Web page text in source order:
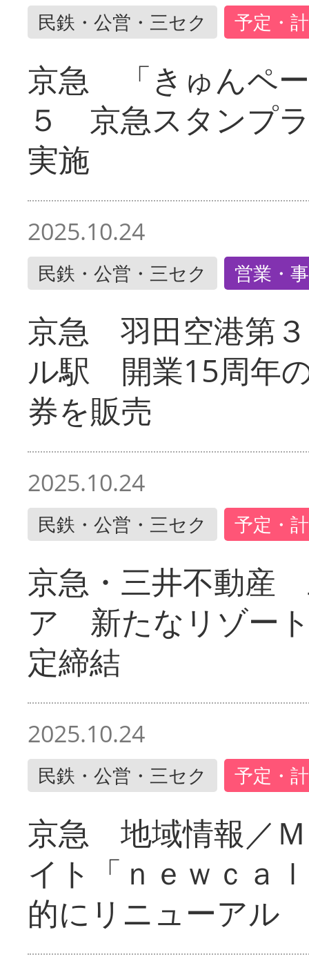
民鉄・公営・三セク 予定・
京急 「きゅんペ
５ 京急スタンプ
実施
2025.10.24
民鉄・公営・三セク 営業・
京急 羽田空港第
ル駅 開業15周年
券を販売
2025.10.24
民鉄・公営・三セク 予定・
京急・三井不動産
ア 新たなリゾー
定締結
2025.10.24
民鉄・公営・三セク 予定・
京急 地域情報／
イト「ｎｅｗｃａ
的にリニューアル